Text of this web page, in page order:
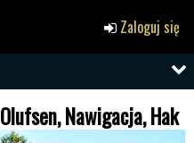
Zaloguj się
Nawigacja, Hak